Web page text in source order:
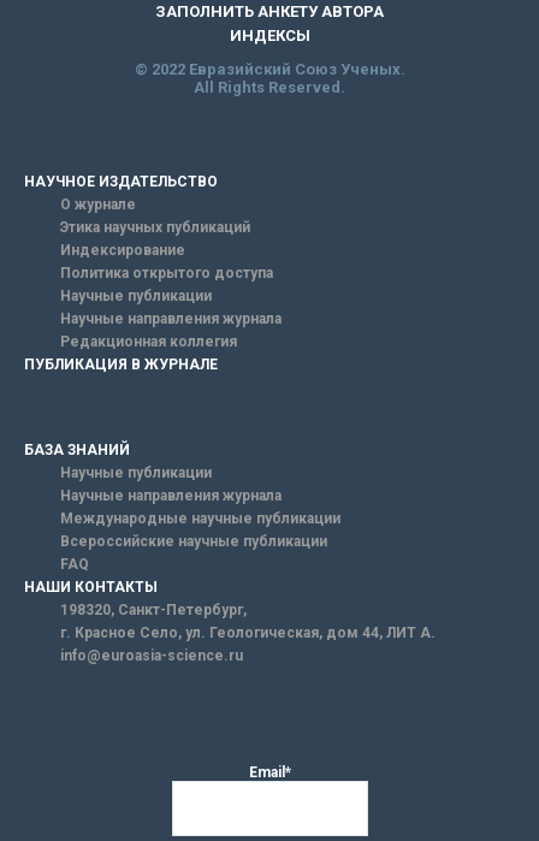
ЗАПОЛНИТЬ АНКЕТУ АВТОРА
ИНДЕКСЫ
© 2022 Евразийский Союз Ученых.
All Rights Reserved.
НАУЧНОЕ ИЗДАТЕЛЬСТВО
О журнале
Этика научных публикаций
Индексирование
Политика открытого доступа
Научные публикации
Научные направления журнала
Редакционная коллегия
ПУБЛИКАЦИЯ В ЖУРНАЛЕ
БАЗА ЗНАНИЙ
Научные публикации
Научные направления журнала
Международные научные публикации
Всероссийские научные публикации
FAQ
НАШИ КОНТАКТЫ
198320, Санкт-Петербург,
г. Красное Село, ул. Геологическая, дом 44, ЛИТ А.
info@euroasia-science.ru
Email*